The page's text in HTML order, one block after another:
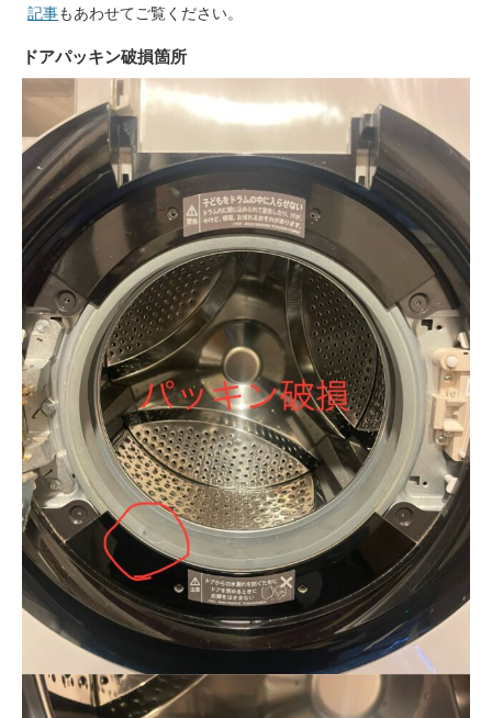
記事もあわせてご覧ください。
ドアパッキン破損箇所